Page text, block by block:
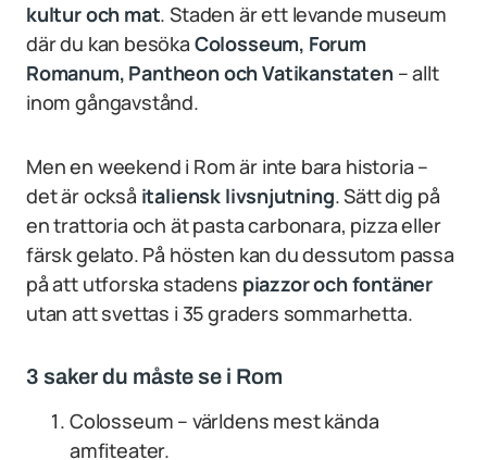
kultur och mat. Staden är ett levande museum
där du kan besöka Colosseum, Forum
Romanum, Pantheon och Vatikanstaten– allt
inom gångavstånd.
Men en weekend i Rom är inte bara historia –
det är också italiensk livsnjutning. Sätt dig på
en trattoria och ät pasta carbonara, pizza eller
färsk gelato. På hösten kan du dessutom passa
på att utforska stadens piazzor och fontäner
utan att svettas i 35 graders sommarhetta.
3 saker du måste se i Rom
Colosseum – världens mest kända
amfiteater.